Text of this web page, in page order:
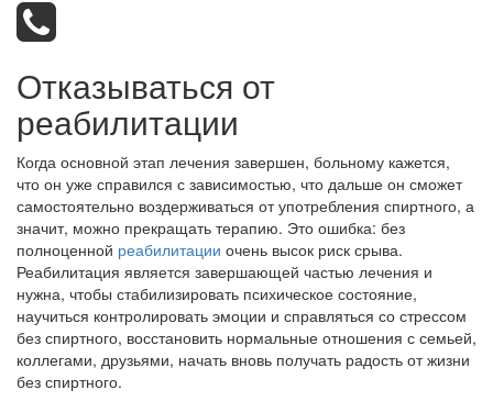
Отказываться от
реабилитации
Когда основной этап лечения завершен, больному кажется,
что он уже справился с зависимостью, что дальше он сможет
самостоятельно воздерживаться от употребления спиртного, а
значит, можно прекращать терапию. Это ошибка: без
полноценной реабилитации очень высок риск срыва.
Реабилитация является завершающей частью лечения и
нужна, чтобы стабилизировать психическое состояние,
научиться контролировать эмоции и справляться со стрессом
без спиртного, восстановить нормальные отношения с семьей,
коллегами, друзьями, начать вновь получать радость от жизни
без спиртного.